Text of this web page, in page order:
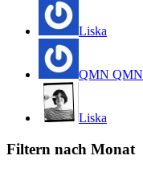
Liska
QMN QMN
Liska
Filtern nach Monat